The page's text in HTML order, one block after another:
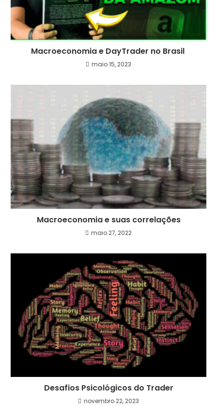
Macroeconomia e DayTrader no Brasil
maio 15, 2023
Macroeconomia e suas correlações
maio 27, 2022
Desafios Psicológicos do Trader
novembro 22, 2023